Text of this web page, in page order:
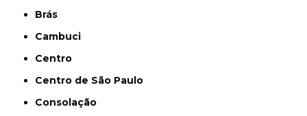
Brás
Cambuci
Centro
Centro de São Paulo
Consolação